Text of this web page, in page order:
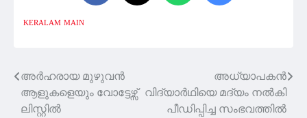
KERALAM MAIN
Post
navigation
അർഹരായ മുഴുവൻ
ആളുകളെയും വോട്ടേഴ്സ്
ലിസ്റ്റിൽ
അധ്യാപകന്‍
വിദ്യാര്‍ഥിയെ മദ്യം നല്‍കി
പീഡിപ്പിച്ച സംഭവത്തില്‍